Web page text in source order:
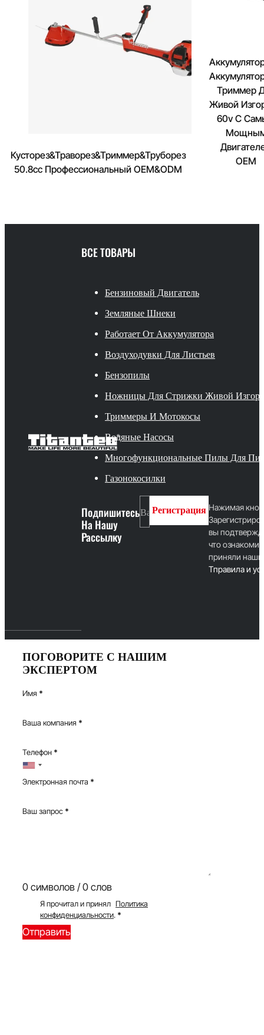
Кусторез&Траворез&Триммер&Труборез
50.8cc Профессиональный OEM&ODM
Триммер
Живой
60v С
OEM
ВСЕ ТОВАРЫ
Бензиновый Двигатель
Земляные Шнеки
Работает От Аккумулятора
Воздуходувки Для Листьев
Бензопилы
Ножницы Для Стрижки Живой
Триммеры И Мотокосы
Водяные Насосы
Многофункциональные Пилы Для
Газонокосилки
Подпишитесь
На Нашу
Рассылку
Регистрация Нажимая
вы
что
приняли наши
Tправила и
ПОГОВОРИТЕ С НАШИМ
ЭКСПЕРТОМ
Имя *
Ваша компания *
Телефон *
Электронная почта *
Ваш запрос *
0 символов / 0 слов
Я прочитал и принял Политика
конфиденциальности. *
Отправить